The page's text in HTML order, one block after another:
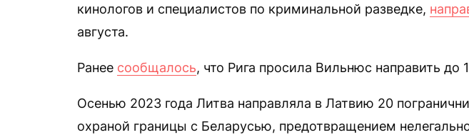
кинологов и специалистов по криминальной разведке,
августа.
Ранее сообщалось, что Рига просила Вильнюс направить до
Осенью 2023 года Литва направляла в Латвию 20
охраной границы с Беларусью, предотвращением